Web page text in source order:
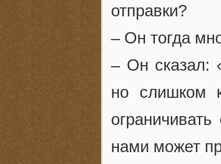
отправки?
– Он тогда
– Он сказал:
но слишком
нами может